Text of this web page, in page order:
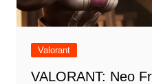
Valorant
VALORANT: Neo